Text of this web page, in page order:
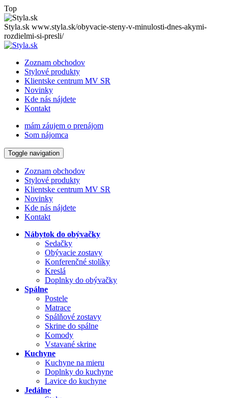
Top
Styla.sk www.styla.sk/obyvacie-steny-v-minulosti-dnes-akymi-
rozdielmi-si-presli/
Zoznam obchodov
Stylové produkty
Klientske centrum MV SR
Novinky
Kde nás nájdete
Kontakt
mám záujem o prenájom
Som nájomca
Toggle navigation
Zoznam obchodov
Stylové produkty
Klientske centrum MV SR
Novinky
Kde nás nájdete
Kontakt
Nábytok do obývačky
Sedačky
Obývacie zostavy
Konferenčné stolíky
Kreslá
Doplnky do obývačky
Spálne
Postele
Matrace
Spálňové zostavy
Skrine do spálne
Komody
Vstavané skrine
Kuchyne
Kuchyne na mieru
Doplnky do kuchyne
Lavice do kuchyne
Jedálne